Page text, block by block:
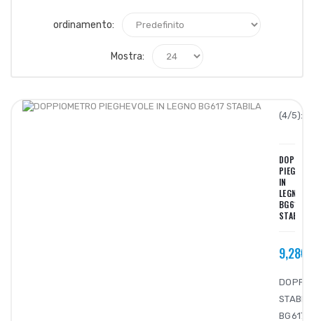
ordinamento:
Mostra:
(4/5):
IN
LEGNO
BG617
STABILA
9,28€
BG617